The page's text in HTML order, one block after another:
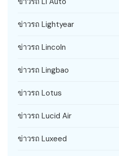
ข่าวรถ Lightyear
ข่าวรถ Lincoln
ข่าวรถ Lingbao
ข่าวรถ Lotus
ข่าวรถ Lucid Air
ข่าวรถ Luxeed